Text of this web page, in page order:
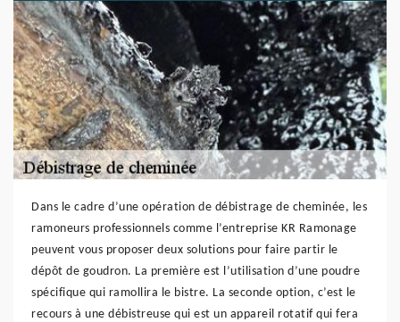
Dans le cadre d’une opération de débistrage de cheminée, les
ramoneurs professionnels comme l’entreprise KR Ramonage
peuvent vous proposer deux solutions pour faire partir le
dépôt de goudron. La première est l’utilisation d’une poudre
spécifique qui ramollira le bistre. La seconde option, c’est le
recours à une débistreuse qui est un appareil rotatif qui fera